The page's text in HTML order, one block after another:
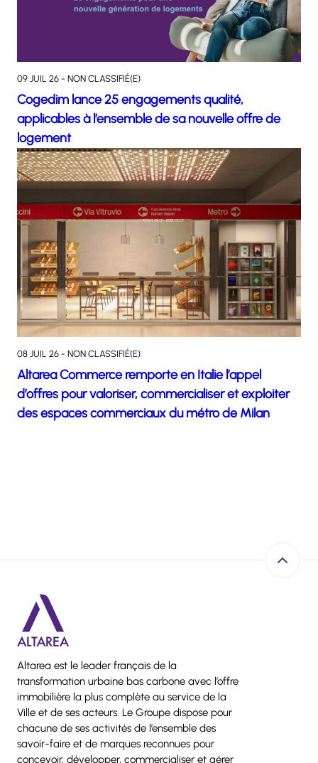
09 JUIL 26 - NON CLASSIFIÉ(E)
Cogedim lance 25 engagements qualité,
applicables à l’ensemble de sa nouvelle offre de
logement
08 JUIL 26 - NON CLASSIFIÉ(E)
Altarea Commerce remporte en Italie l’appel
d’offres pour valoriser, commercialiser et exploiter
des espaces commerciaux du métro de Milan
Altarea est le leader français de la
transformation urbaine bas carbone avec l’offre
immobilière la plus complète au service de la
Ville et de ses acteurs. Le Groupe dispose pour
chacune de ses activités de l’ensemble des
savoir-faire et de marques reconnues pour
concevoir, développer, commercialiser et gérer
Retour